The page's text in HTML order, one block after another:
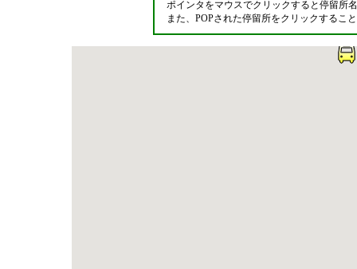
ポインタをマウスでクリックすると停留所
また、POPされた停留所をクリックするこ